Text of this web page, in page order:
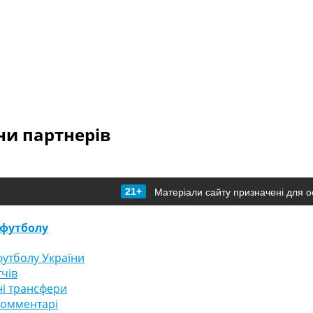
партнерів
21+ Матеріали сайту призначені для
України
трансфери